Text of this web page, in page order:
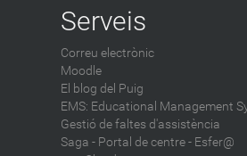
Serveis
Correu electrònic
Moodle
El blog del Puig
EMS: Educational Management
Gestió de faltes d'assistència
Saga - Portal de centre - Esfer@